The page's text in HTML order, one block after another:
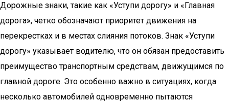
Дорожные знаки, такие как «Уступи дорогу» и «Главная
дорога», четко обозначают приоритет движения на
перекрестках и в местах слияния потоков. Знак «Уступи
дорогу» указывает водителю, что он обязан предоставить
преимущество транспортным средствам, движущимся по
главной дороге. Это особенно важно в ситуациях, когда
несколько автомобилей одновременно пытаются